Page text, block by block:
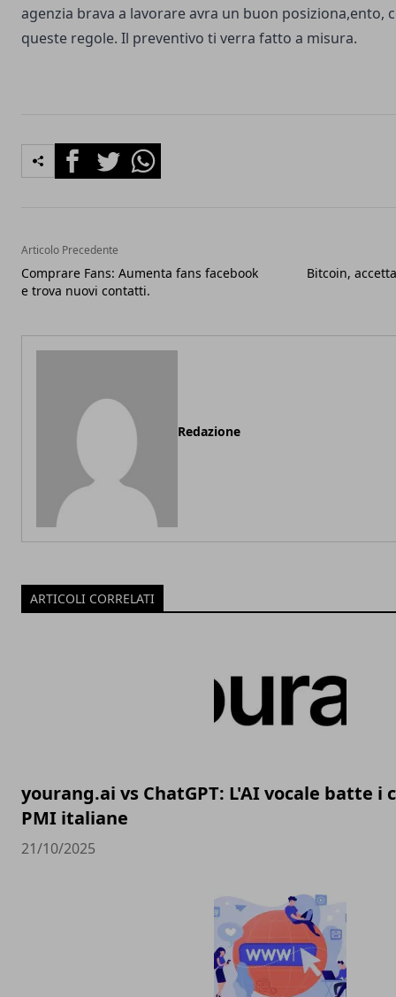
agenzia brava a lavorare avra un buon posiziona,ento,
queste regole. Il preventivo ti verra fatto a misura.
FacebookTwitterWhatsapp
Articolo Precedente
Comprare Fans: Aumenta fans facebook
e trova nuovi contatti.
Bitcoin,
Redazione
ARTICOLI CORRELATI
yourang.ai vs ChatGPT: L'AI vocale batte i
PMI italiane
21/10/2025